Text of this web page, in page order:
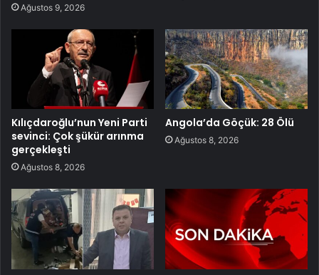
Ağustos 9, 2026
Kılıçdaroğlu’nun Yeni Parti
sevinci: Çok şükür arınma
gerçekleşti
Ağustos 8, 2026
Angola’da Göçük: 28 Ölü
Ağustos 8, 2026